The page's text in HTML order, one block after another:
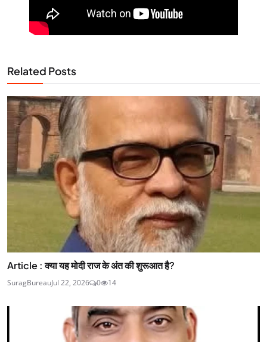
Related Posts
Article : क्या यह मोदी राज के अंत की शुरूआत है?
SuragBureauJul 22, 2026 0 14